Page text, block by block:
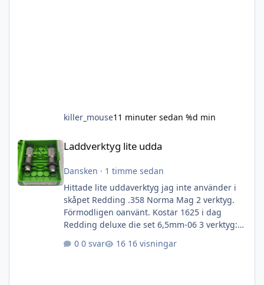
killer_mouse11 minuter sedan %d min
Laddverktyg lite udda
Laddverktyg lite udda
Dansken · 1 timme sedan
Hittade lite uddaverktyg jag inte använder i
skåpet Redding .358 Norma Mag 2 verktyg.
Förmodligen oanvänt. Kostar 1625 i dag
Redding deluxe die set 6,5mm-06 3 verktyg:
Förmodligen oanvänt och säkert pissdyrt-
0 svar 16 visningar